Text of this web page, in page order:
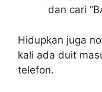
dan cari
Hidupkan juga
kali ada duit
telefon.